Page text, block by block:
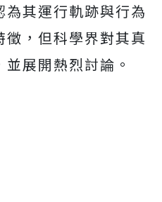
其運行軌跡與行為
，但科學界對其真
展開熱烈討論。